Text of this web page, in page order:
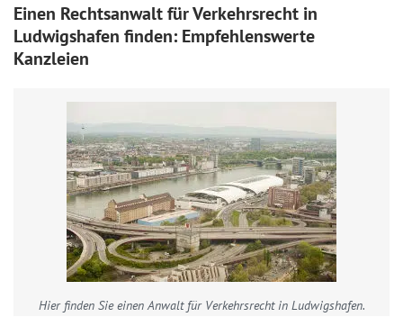
Einen Rechtsanwalt für Verkehrsrecht in
Ludwigshafen finden: Empfehlenswerte
Kanzleien
Hier finden Sie einen Anwalt für Verkehrsrecht in Ludwigshafen.